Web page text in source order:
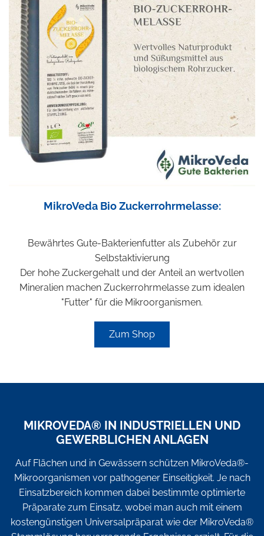
MikroVeda Bio Zuckerrohrmelasse:
Bewährtes Gute-Bakterienfutter als Zubehör zur
Selbstaktivierung
Der hohe Zuckergehalt und der Anteil an wertvollen
Mineralien machen Zuckerrohrmelasse zum idealen
"Futter" für die Mikroorganismen.
Zum Shop
MIKROVEDA® IN INDUSTRIELLEN UND
GEWERBLICHEN ANLAGEN
Auf Flächen und in Gewässern schützen MikroVeda®-
Mikroorganismen vor pathogener Einseitigkeit. Je nach
Einsatzbereich kommen dabei bestimmte optimierte
Präparate zum Einsatz, wobei man auch mit einem
kostengünstigen Universalpräparat wie der MikroVeda®